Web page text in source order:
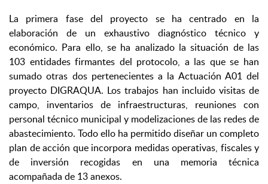
La primera fase del proyecto se ha centrado en la
elaboración de un exhaustivo diagnóstico técnico y
económico. Para ello, se ha analizado la situación de las
103 entidades firmantes del protocolo, a las que se han
sumado otras dos pertenecientes a la Actuación A01 del
proyecto DIGRAQUA. Los trabajos han incluido visitas de
campo, inventarios de infraestructuras, reuniones con
personal técnico municipal y modelizaciones de las redes de
abastecimiento. Todo ello ha permitido diseñar un completo
plan de acción que incorpora medidas operativas, fiscales y
de inversión recogidas en una memoria técnica
acompañada de 13 anexos.